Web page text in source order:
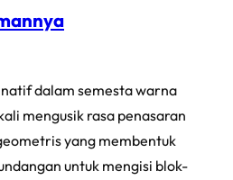
dalam semesta warna
mengusik rasa penasaran
yang membentuk
untuk mengisi blok-